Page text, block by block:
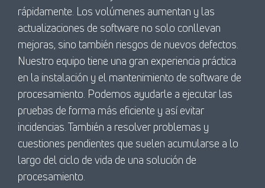
rápidamente. Los volúmenes aumentan y las
actualizaciones de software no solo conllevan
mejoras, sino también riesgos de nuevos defectos.
Nuestro equipo tiene una gran experiencia práctica
en la instalación y el mantenimiento de software de
procesamiento. Podemos ayudarle a ejecutar las
pruebas de forma más eficiente y así evitar
incidencias. También a resolver problemas y
cuestiones pendientes que suelen acumularse a lo
largo del ciclo de vida de una solución de
procesamiento.